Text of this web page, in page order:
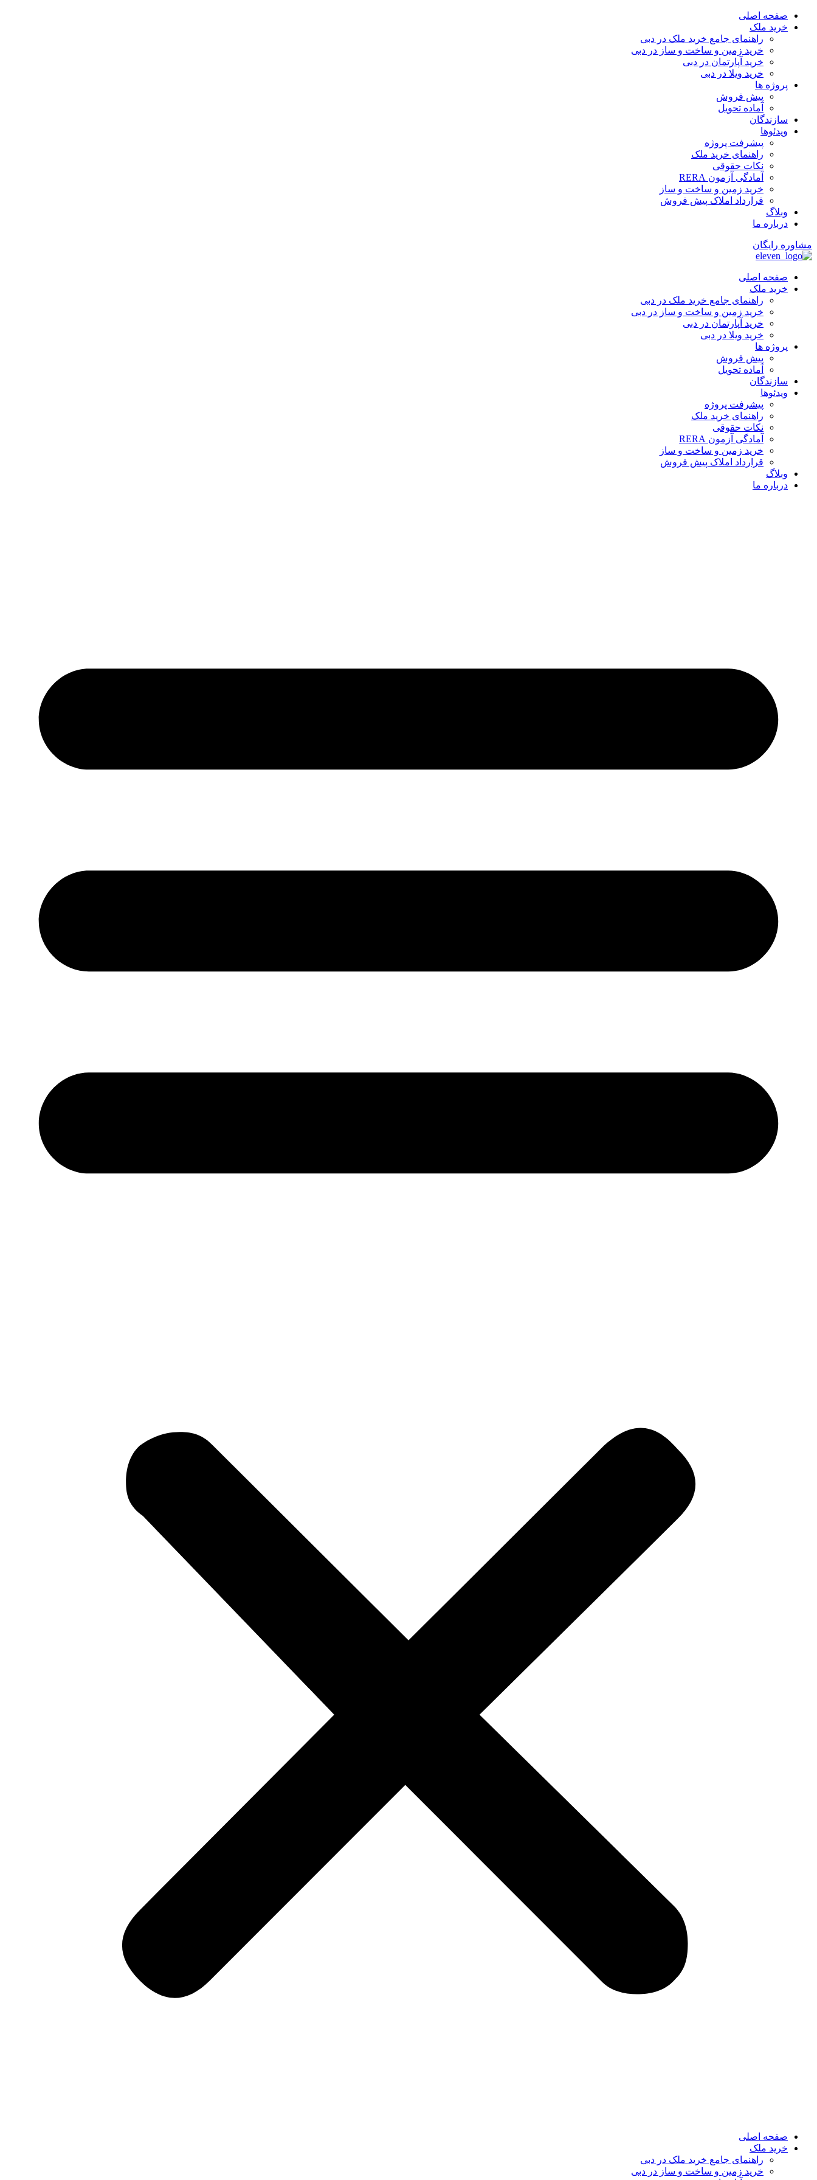
پرش
صفحه اصلی
خرید ملک
راهنمای جامع خرید ملک در دبی
خرید زمین و ساخت‌ و ساز در دبی
خرید آپارتمان در دبی
خرید ویلا در دبی
پروژه ها
پیش فروش
آماده تحویل
سازندگان
ویدئوها
پیشرفت پروژه
راهنمای خرید ملک
نکات حقوقی
آمادگی آزمون RERA
خرید زمین و ساخت و ساز
قرارداد املاک پیش فروش
وبلاگ
درباره ما
مشاوره رایگان
صفحه اصلی
خرید ملک
راهنمای جامع خرید ملک در دبی
خرید زمین و ساخت‌ و ساز در دبی
خرید آپارتمان در دبی
خرید ویلا در دبی
پروژه ها
پیش فروش
آماده تحویل
سازندگان
ویدئوها
پیشرفت پروژه
راهنمای خرید ملک
نکات حقوقی
آمادگی آزمون RERA
خرید زمین و ساخت و ساز
قرارداد املاک پیش فروش
وبلاگ
درباره ما
صفحه اصلی
خرید ملک
راهنمای جامع خرید ملک در دبی
خرید زمین و ساخت‌ و ساز در دبی